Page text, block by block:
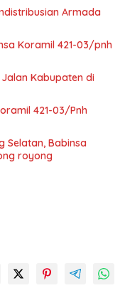
Armada
Koramil 421-03/pnh
Kabupaten di
421-03/Pnh
Selatan, Babinsa
royong